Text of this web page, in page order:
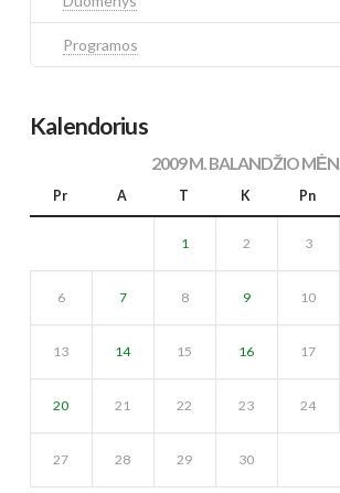
Programos
Kalendorius
2009 M. BALANDŽIO MĖN.
Pr A T K Pn
1 2 3
6 7 8 9 10
13 14 15 16 17
20 21 22 23 24
27 28 29 30